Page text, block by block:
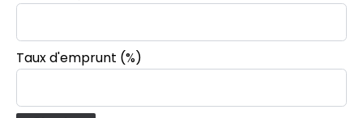
Taux d'emprunt (%)